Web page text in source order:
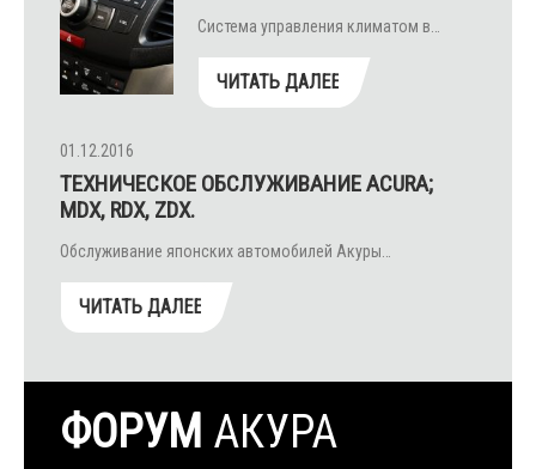
Система управления климатом в…
ЧИТАТЬ ДАЛЕЕ
01.12.2016
ТЕХНИЧЕСКОЕ ОБСЛУЖИВАНИЕ ACURA;
MDX, RDX, ZDX.
Обслуживание японских автомобилей Акуры…
ЧИТАТЬ ДАЛЕЕ
ФОРУМ АКУРА